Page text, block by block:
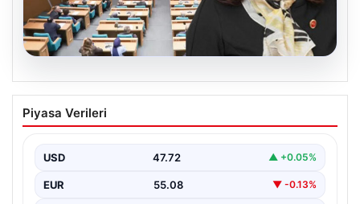
Üsküdar Belediyesi’nde başkanvekili
Sibel Tan Çetinkaya oldu
Piyasa Verileri
USD 47.72 ▲ +0.05%
EUR 55.08 ▼ -0.13%